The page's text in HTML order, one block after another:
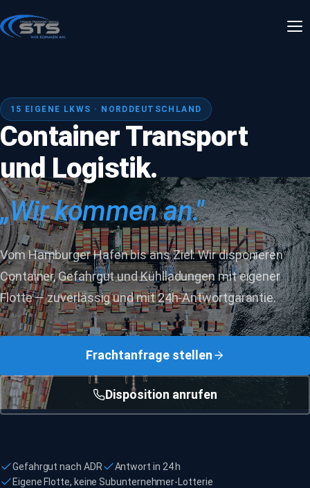
15 EIGENE LKWS · NORDDEUTSCHLAND
Container Transport
und Logistik.
„Wir kommen an."
Vom Hamburger Hafen bis ans Ziel: Wir disponieren
Container, Gefahrgut und Kühlladungen mit eigener
Flotte — zuverlässig und mit 24h-Antwortgarantie.
Frachtanfrage stellen
Disposition anrufen
Gefahrgut nach ADR
Antwort in 24 h
Eigene Flotte, keine Subunternehmer-Lotterie